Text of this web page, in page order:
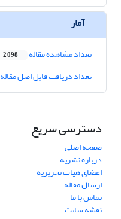
آمار
تعداد مشاهده مقاله 2,098
تعداد دریافت فایل اصل مقاله
دسترسی سریع
صفحه اصلی
درباره نشریه
اعضای هیات تحریریه
ارسال مقاله
تماس با ما
نقشه سایت